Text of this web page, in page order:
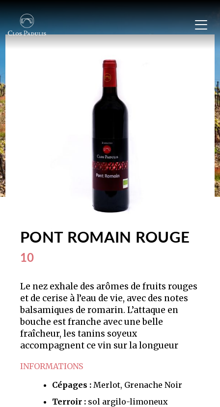
Accueil
Nos vins & produits
Nos valeurs
Contact & FAQ
clospadulis@gmail.com
7 chemin du Pont Romain, 11350 Paziols
PONT ROMAIN ROUGE
10
Le nez exhale des arômes de fruits rouges
et de cerise à l’eau de vie, avec des notes
balsamiques de romarin. L’attaque en
bouche est franche avec une belle
fraîcheur, les tanins soyeux
accompagnent ce vin sur la longueur
INFORMATIONS
Cépages : Merlot, Grenache Noir
Terroir : sol argilo-limoneux